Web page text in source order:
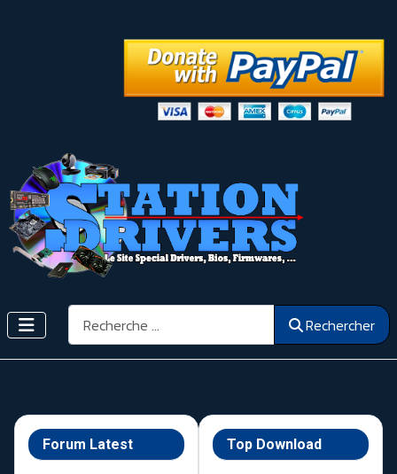
Rechercher Rechercher
Forum Latest Top Download